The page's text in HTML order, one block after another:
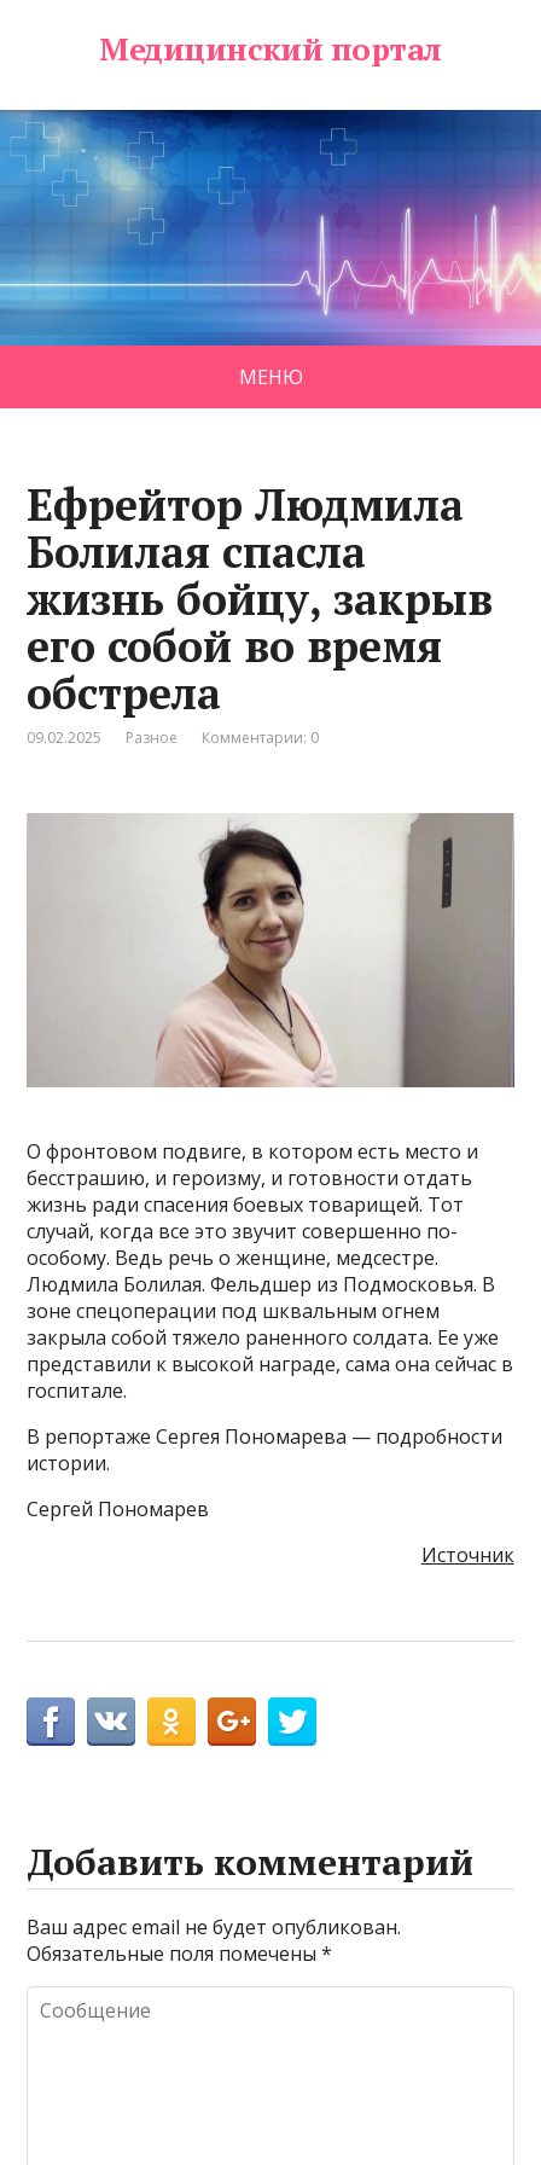
Медицинский портал
МЕНЮ
Ефрейтор Людмила
Болилая спасла
жизнь бойцу, закрыв
его собой во время
обстрела
09.02.2025 Разное Комментарии: 0
О фронтовом подвиге, в котором есть место и
бесстрашию, и героизму, и готовности отдать
жизнь ради спасения боевых товарищей. Тот
случай, когда все это звучит совершенно по-
особому. Ведь речь о женщине, медсестре.
Людмила Болилая. Фельдшер из Подмосковья. В
зоне спецоперации под шквальным огнем
закрыла собой тяжело раненного солдата. Ее уже
представили к высокой награде, сама она сейчас в
госпитале.
В репортаже Сергея Пономарева — подробности
истории.
Сергей Пономарев
Источник
Добавить комментарий
Ваш адрес email не будет опубликован.
Обязательные поля помечены*